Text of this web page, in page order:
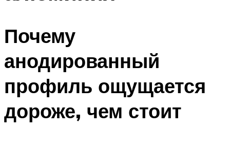
Почему
анодированный
профиль ощущается
дороже, чем стоит